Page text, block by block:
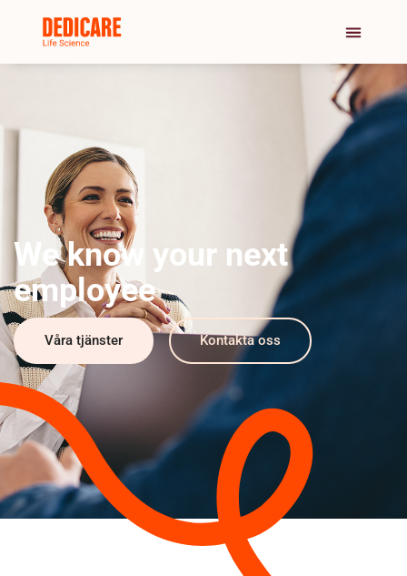
We know your next
employee
Våra tjänster Kontakta oss